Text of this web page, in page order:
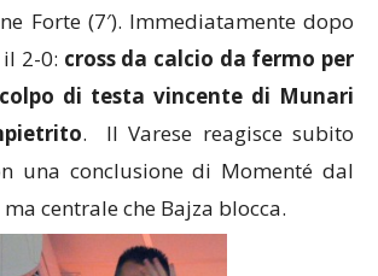
Forte (7′). Immediatamente dopo
2-0: cross da calcio da fermo per
di testa vincente di Munari
. Il Varese reagisce subito
una conclusione di Momenté dal
centrale che Bajza blocca.